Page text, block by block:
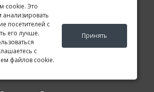
cookie. Это
анализировать
посетителей с
его лучше.
с
файлов cookie.
Принять
Доставка
Оферта
сервис Geely в Петербурге